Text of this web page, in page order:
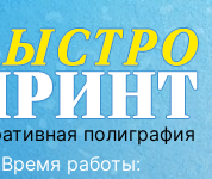
полиграфия
Время работы: